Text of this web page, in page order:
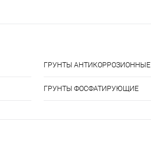
ГРУНТЫ АНТИКОРРОЗИОННЫЕ
ГРУНТЫ ФОСФАТИРУЮЩИЕ